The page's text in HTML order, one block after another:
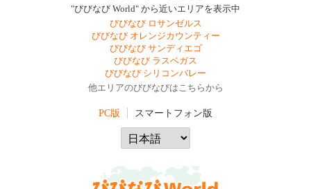
"びびなび World" から近いエリアを表示中
びびなび ロサンゼルス
びびなび オレンジカウンティー
びびなび サンディエゴ
びびなび ラスベガス
びびなび シリコンバレー
他エリアのびびなびはこちらから
PC版 スマートフォン版